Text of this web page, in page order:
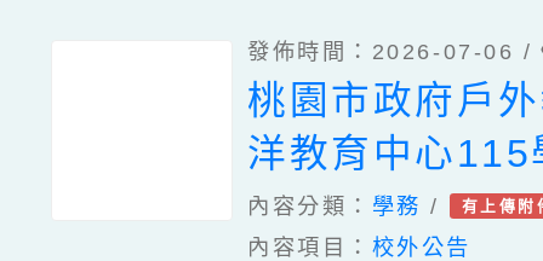
發佈時間：2026-07-06 /
桃園市政府戶
洋教育中心115
業工作人員遴
內容分類： 學務 / 有上傳附
內容項目： 校外公告